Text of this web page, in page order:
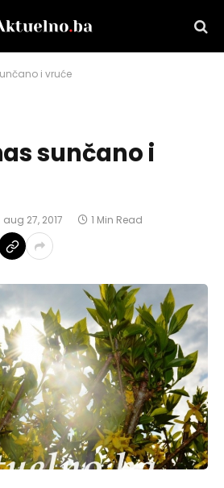
i vruće
sunčano i
aug 27, 2017 1 Min Read